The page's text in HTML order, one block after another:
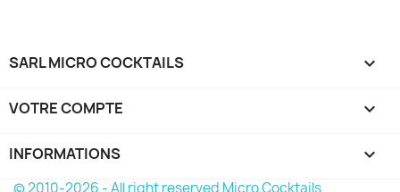
SARL MICRO COCKTAILS 
VOTRE COMPTE 
INFORMATIONS keyboard_arrow_down
© 2010-2026 - All right reserved Micro Cocktails